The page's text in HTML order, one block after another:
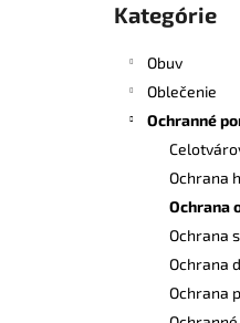
Preskočiť
kategórie
Kategórie
Obuv
Oblečenie
Ochranné
Ochrana
Ochrana
Ochrana
Ochrana
Ochrana